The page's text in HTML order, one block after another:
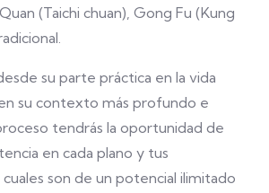
(Taichi chuan), Gong Fu (Kung
su parte práctica en la vida
su contexto más profundo e
tendrás la oportunidad de
en cada plano y tus
cuales son de un potencial ilimitado